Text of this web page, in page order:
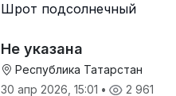
Шрот подсолнечный
Не указана
Республика Татарстан
30 апр 2026, 15:01 • 2 961